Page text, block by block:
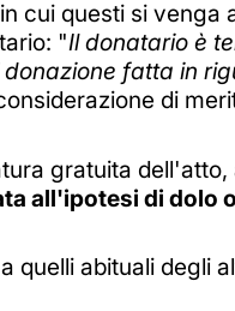
cui questi si venga
"Il donatario è
fatta in
di
gratuita
all'ipotesi di dolo
quelli abituali degli